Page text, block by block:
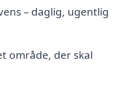
– daglig, ugentlig
område, der skal